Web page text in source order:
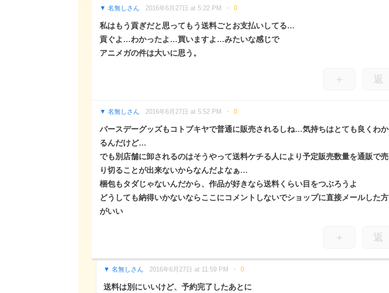
名無しさん 2016年6月27日 at 5:22 PM 0
私はもう貢ぎだと思ってもう送料ごとお支払いしてる…
貢ぐよ…わかったよ…買いますよ…みたいな感じで
アニメガの件は大いに思う。
＋ 返
名無しさん 2016年6月27日 at 5:52 PM 0
バースデーグッズもコトブキヤで普通に販売されるしね…気持ちはとても良くわか
るんだけど…
でも別店舗に卸されるのはそうやって送料ケチる人により予定販売数量を通販で売
り切ることが出来ないからなんだよなぁ…
梱包もタダじゃないんだから、作品が好きなら送料くらい目をつぶろうよ
どうしても納得いかないならここにコメントしないでショップに直接メールした方
がいい
＋ 返
名無しさん 2016年6月27日 at 11:59 PM 0
送料は別にいいけど、予約完了したあとに